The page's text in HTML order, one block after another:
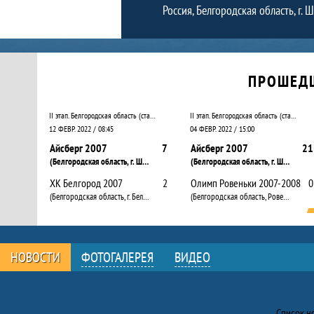
Россия, Белгородская область, г.
Календарь прошедших и будущих матчей
II этап. Белгородская область (старшая группа )
12 ФЕВР. 2022 / 08:45
Айсберг 2007
(Белгородская область, г. Шебекино)
7
ХК Белгород 2007
(Белгородская область, г. Белгород)
2
II этап. Белгородская область (старшая группа )
04 ФЕВР. 2022 / 15:00
Айсберг 2007
(Белгородская область, г. Шебекино)
21
Олимп Ровеньки 2007-2008
(Белгородская область, Ровеньки п.)
0
НОВОСТИ ФОТОГАЛЕРЕЯ ВИДЕО